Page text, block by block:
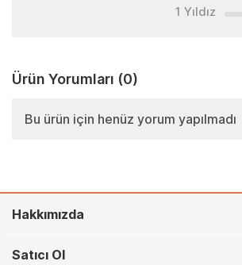
1 Yıldız
Ürün Yorumları (0)
Bu ürün için henüz yorum yapılmadı
Hakkımızda
Satıcı Ol